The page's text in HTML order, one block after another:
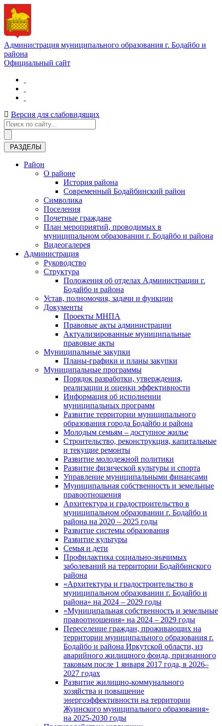
Администрация муниципального образования г. Бодайбо и
района
Официальный сайт
Версия для слабовидящих
РАЗДЕЛЫ
Район
О районе
История района
Современный Бодайбинский район
Символика
Поселения
Почетные граждане
План мероприятий, проводимых в
муниципальном образовании г. Бодайбо и района
Видеогалерея
Администрация
Руководство
Структура
Положения об отделах Администрации г.
Бодайбо и района
Устав, полномочия, задачи и функции
Документы
Проекты МНПА
Правовые акты администрации
Актуализированные муниципальные
правовые акты
Муниципальные закупки
Планы-графики и планы закупки
Муниципальные программы
Порядок разработки, утверждения,
реализации и оценки эффективности
Информация об исполнении
муниципальных программ
Развитие территории муниципального
образования города Бодайбо и района
Молодым семьям – доступное жилье
Строительство, реконструкция, капитальные
и текущие ремонты
Развитие молодежной политики
Развитие физической культуры и спорта
Управление муниципальными финансами
Муниципальная собственность и земельные
правоотношения
Архитектура и градостроительство в
муниципальном образовании г. Бодайбо и
района на 2020 – 2025 годы
Развитие системы образования
Развитие культуры
Семья и дети
Профилактика социально-значимых
заболеваний на территории Бодайбинского
района
«Архитектура и градостроительство в
муниципальном образовании г. Бодайбо и
района» на 2024 – 2029 годы
«Муниципальная собственность и земельные
правоотношения» на 2024 – 2029 годы
Переселение граждан, проживающих на
территории муниципального образования г.
Бодайбо и района Иркутской области, из
аварийного жилищного фонда, признанного
таковым после 1 января 2017 года, в 2026–
2027 годах
Развитие жилищно-коммунального
хозяйства и повышение
энергоэффективности на территории
Жуинского муниципального образования»
на 2025-2030 годы